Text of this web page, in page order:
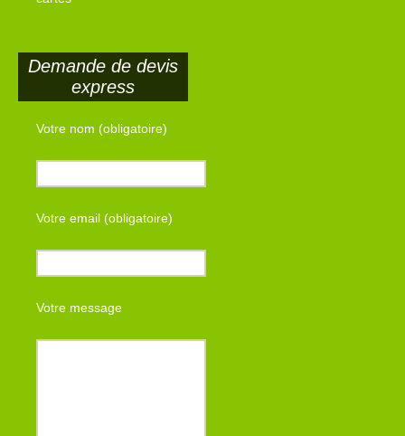
Demande de devis
express
Votre nom (obligatoire)
Votre email (obligatoire)
Votre message